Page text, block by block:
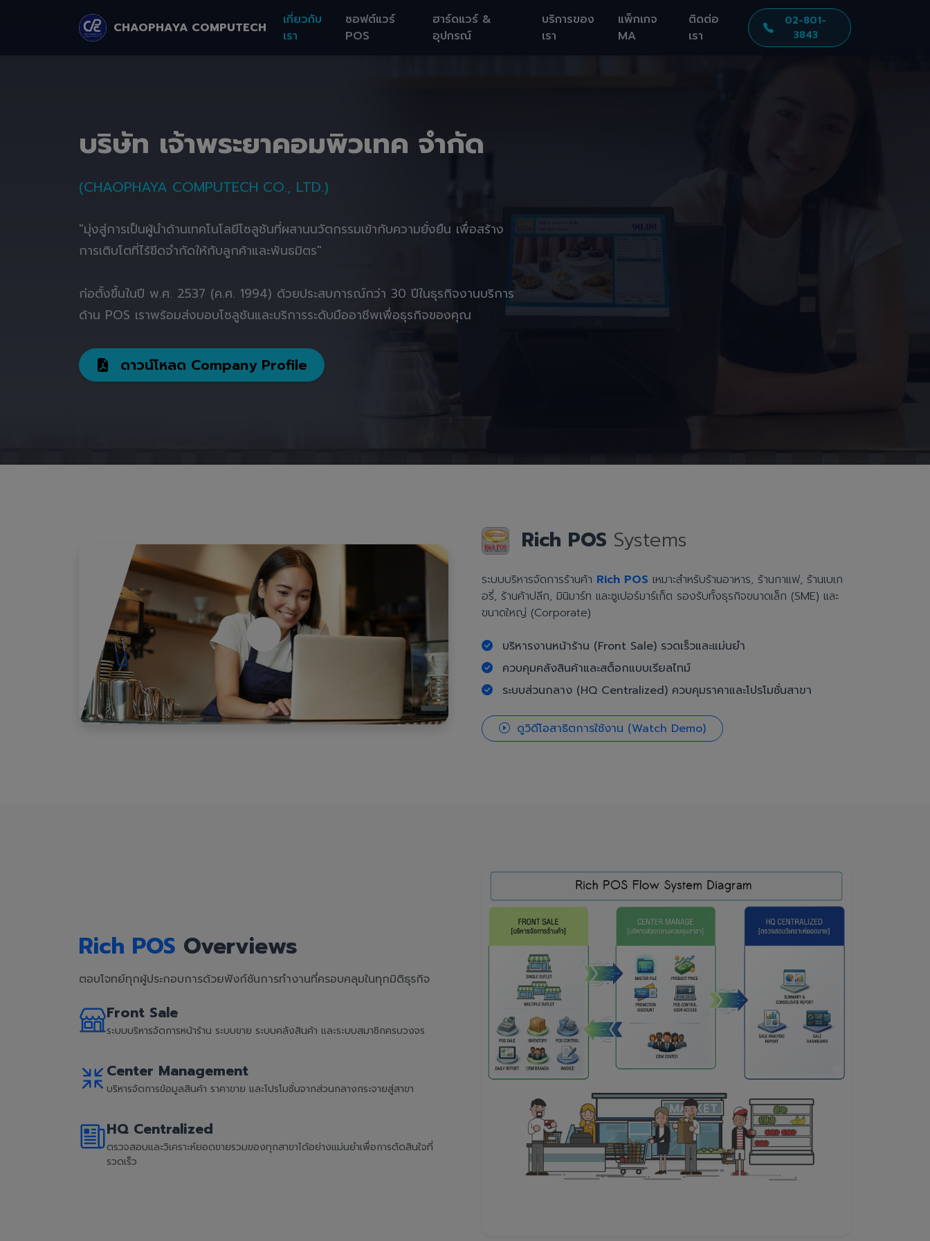
CHAOPHAYA COMPUTECH
เกี่ยวกับ
เรา
ซอฟต์แวร์
POS
ฮาร์ดแวร์ &
อุปกรณ์
บริการของ
เรา
แพ็กเกจ
MA
ติดต่อ
เรา
02-801-
3843
บริษัท เจ้าพระยาคอมพิวเทค จำกัด
(CHAOPHAYA COMPUTECH CO., LTD.)
"มุ่งสู่การเป็นผู้นำด้านเทคโนโลยีโซลูชันที่ผสานนวัตกรรมเข้ากับความยั่งยืน เพื่อสร้าง
การเติบโตที่ไร้ขีดจำกัดให้กับลูกค้าและพันธมิตร"
ก่อตั้งขึ้นในปี พ.ศ. 2537 (ค.ศ. 1994) ด้วยประสบการณ์กว่า 30 ปีในธุรกิจงานบริการ
ด้าน POS เราพร้อมส่งมอบโซลูชันและบริการระดับมืออาชีพเพื่อธุรกิจของคุณ
ดาวน์โหลด Company Profile
Rich POS Systems
ระบบบริหารจัดการร้านค้า Rich POS เหมาะสำหรับร้านอาหาร, ร้านกาแฟ, ร้านเบเก
อรี่, ร้านค้าปลีก, มินิมาร์ท และซูเปอร์มาร์เก็ต รองรับทั้งธุรกิจขนาดเล็ก (SME) และ
ขนาดใหญ่ (Corporate)
บริหารงานหน้าร้าน (Front Sale) รวดเร็วและแม่นยำ
ควบคุมคลังสินค้าและสต็อกแบบเรียลไทม์
ระบบส่วนกลาง (HQ Centralized) ควบคุมราคาและโปรโมชั่นสาขา
ดูวิดีโอสาธิตการใช้งาน (Watch Demo)
Rich POS Overviews
ตอบโจทย์ทุกผู้ประกอบการด้วยฟังก์ชันการทำงานที่ครอบคลุมในทุกมิติธุรกิจ
Front Sale
ระบบบริหารจัดการหน้าร้าน ระบบขาย ระบบคลังสินค้า และระบบสมาชิกครบวงจร
Center Management
บริหารจัดการข้อมูลสินค้า ราคาขาย และโปรโมชั่นจากส่วนกลางกระจายสู่สาขา
HQ Centralized
ตรวจสอบและวิเคราะห์ยอดขายรวมของทุกสาขาได้อย่างแม่นยำเพื่อการตัดสินใจที่
รวดเร็ว